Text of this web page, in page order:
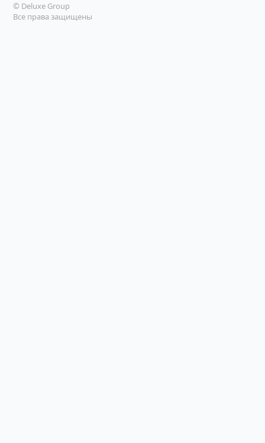
© Deluxe Group
Все права защищены